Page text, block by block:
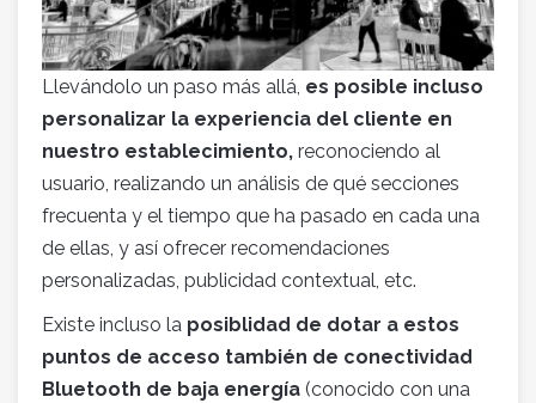
Llevándolo un paso más allá, es posible incluso
personalizar la experiencia del cliente en
nuestro establecimiento, reconociendo al
usuario, realizando un análisis de qué secciones
frecuenta y el tiempo que ha pasado en cada una
de ellas, y así ofrecer recomendaciones
personalizadas, publicidad contextual, etc.
Existe incluso la posiblidad de dotar a estos
puntos de acceso también de conectividad
Bluetooth de baja energía (conocido con una